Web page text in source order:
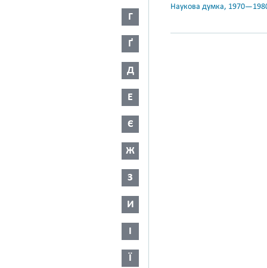
Г
Ґ
Д
Е
Є
Ж
З
И
І
Ї
Наукова думка,